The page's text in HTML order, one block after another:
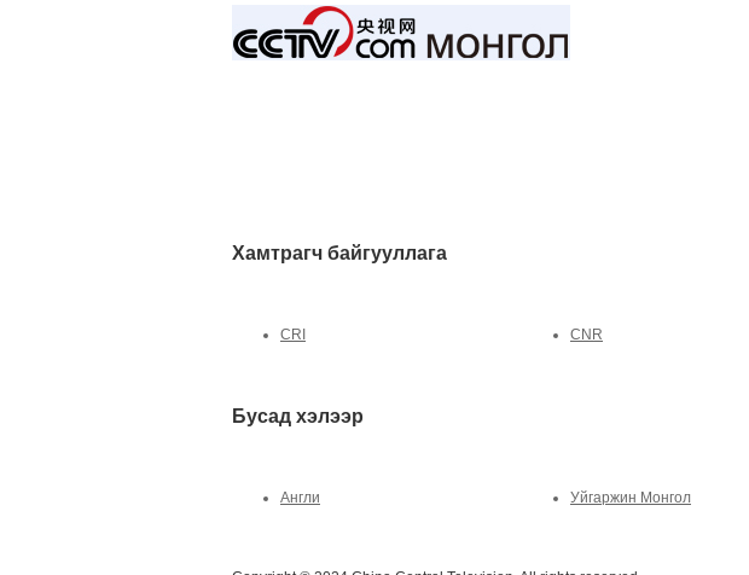
Хамтрагч байгууллага
CRI CNR
Бусад хэлээр
Англи Уйгаржин Монгол